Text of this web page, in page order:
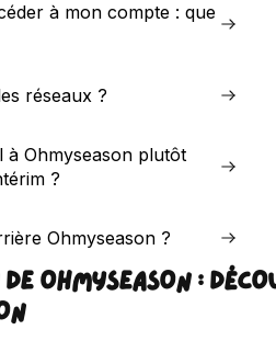
à mon compte : que
réseaux ?
à Ohmyseason plutôt
?
Ohmyseason ?
OHMYSEASON :